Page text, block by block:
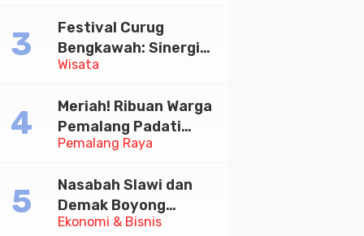
Wisata
Festival Curug
Bengkawah: Sinergi
Desa Sikasur dan
Memajukan Wisata
serta UMKM Lokal
Pemalang Raya
Meriah! Ribuan Warga
Pemalang Padati
Kirab Festival Kamir
Ekonomi & Bisnis
Nasabah Slawi dan
Demak Boyong
Toyota Innova Zenix